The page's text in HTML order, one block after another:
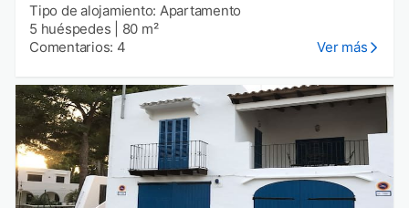
Tipo de alojamiento: Apartamento
5 huéspedes
80 m²
Comentarios: 4
Ver más